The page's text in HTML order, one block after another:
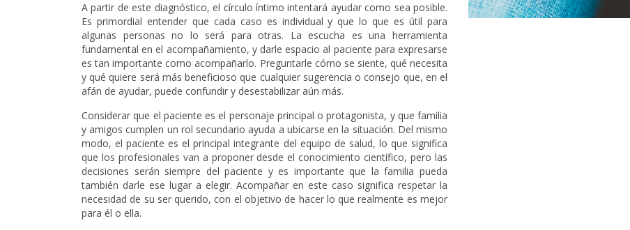
A partir de este diagnóstico, el círculo íntimo intentará ayudar como sea posible.
Es primordial entender que cada caso es individual y que lo que es útil para
algunas personas no lo será para otras. La escucha es una herramienta
fundamental en el acompañamiento, y darle espacio al paciente para expresarse
es tan importante como acompañarlo. Preguntarle cómo se siente, qué necesita
y qué quiere será más beneficioso que cualquier sugerencia o consejo que, en el
afán de ayudar, puede confundir y desestabilizar aún más.
Considerar que el paciente es el personaje principal o protagonista, y que familia
y amigos cumplen un rol secundario ayuda a ubicarse en la situación. Del mismo
modo, el paciente es el principal integrante del equipo de salud, lo que significa
que los profesionales van a proponer desde el conocimiento científico, pero las
decisiones serán siempre del paciente y es importante que la familia pueda
también darle ese lugar a elegir. Acompañar en este caso significa respetar la
necesidad de su ser querido, con el objetivo de hacer lo que realmente es mejor
para él o ella.